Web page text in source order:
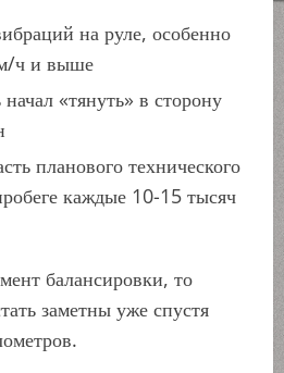
на руле, особенно
ч и выше
«тянуть» в сторону
планового технического
каждые 10-15 тысяч
балансировки, то
заметны уже спустя